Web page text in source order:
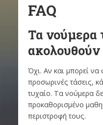
FAQ
Τα νούμερα
ακολουθούν
Όχι. Αν και μπορεί να
προσωρινές τάσεις,
τυχαίο. Τα νούμερα
προκαθορισμένο
περιστροφή τους.